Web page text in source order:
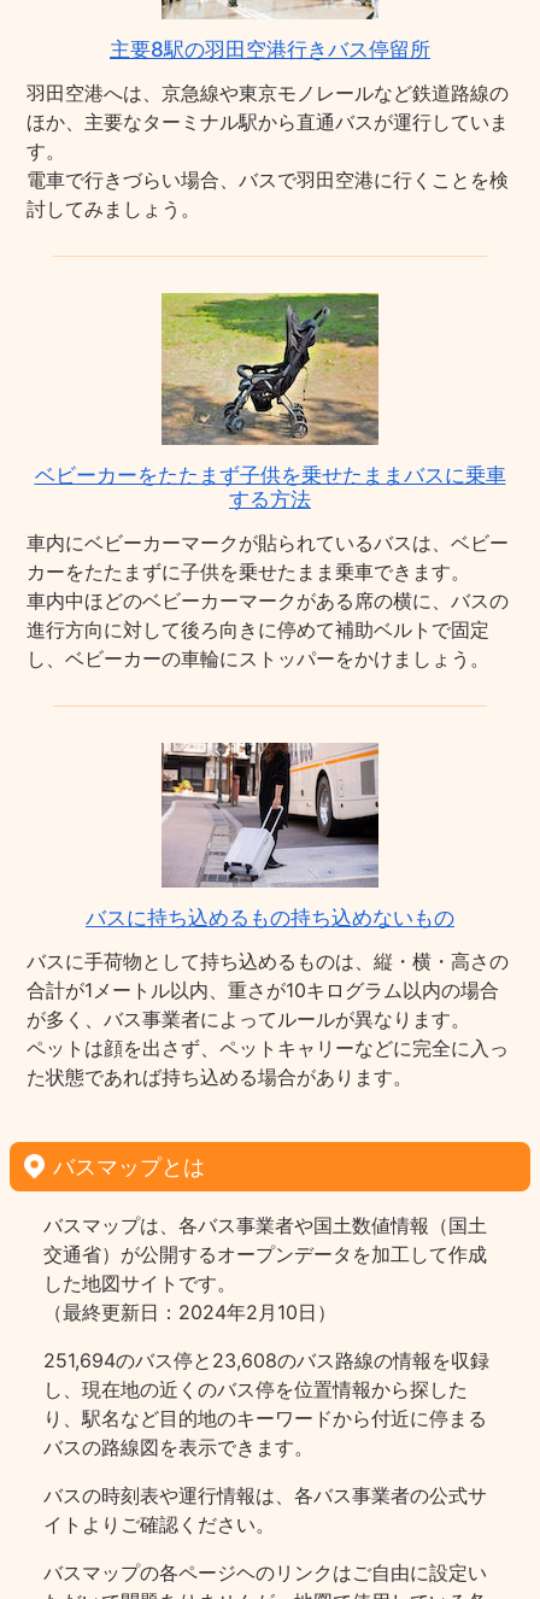
主要8駅の羽田空港行きバス停留所
羽田空港へは、京急線や東京モノレールなど鉄道路線の
ほか、主要なターミナル駅から直通バスが運行していま
す。
電車で行きづらい場合、バスで羽田空港に行くことを検
討してみましょう。
ベビーカーをたたまず子供を乗せたままバスに乗車
する方法
車内にベビーカーマークが貼られているバスは、ベビー
カーをたたまずに子供を乗せたまま乗車できます。
車内中ほどのベビーカーマークがある席の横に、バスの
進行方向に対して後ろ向きに停めて補助ベルトで固定
し、ベビーカーの車輪にストッパーをかけましょう。
バスに持ち込めるもの持ち込めないもの
バスに手荷物として持ち込めるものは、縦・横・高さの
合計が1メートル以内、重さが10キログラム以内の場合
が多く、バス事業者によってルールが異なります。
ペットは顔を出さず、ペットキャリーなどに完全に入っ
た状態であれば持ち込める場合があります。
バスマップとは
バスマップは、各バス事業者や国土数値情報（国土
交通省）が公開するオープンデータを加工して作成
した地図サイトです。
（最終更新日：2024年2月10日）
251,694のバス停と23,608のバス路線の情報を収録
し、現在地の近くのバス停を位置情報から探した
り、駅名など目的地のキーワードから付近に停まる
バスの路線図を表示できます。
バスの時刻表や運行情報は、各バス事業者の公式サ
イトよりご確認ください。
バスマップの各ページヘのリンクはご自由に設定い